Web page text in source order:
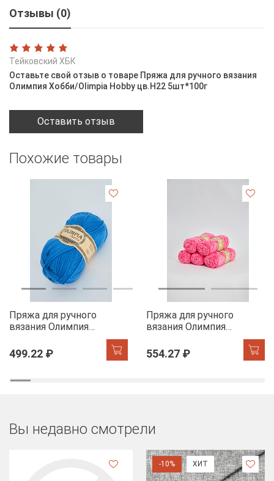
Отзывы (0)
Тейковский ХБК
Оставьте свой отзыв о товаре Пряжа для ручного вязания
Олимпия Хобби/Olimpia Hobby цв.Н22 5шт*100г
Оставить отзыв
Похожие товары
Пряжа для ручного
вязания Олимпия
Спарта/Olimpia Sparta
цв.IR28 василек
499.22 ₽
Пряжа для ручного
вязания Олимпия
цв.Н26 5шт*100г
554.27 ₽
Вы недавно смотрели
-10% ХИТ